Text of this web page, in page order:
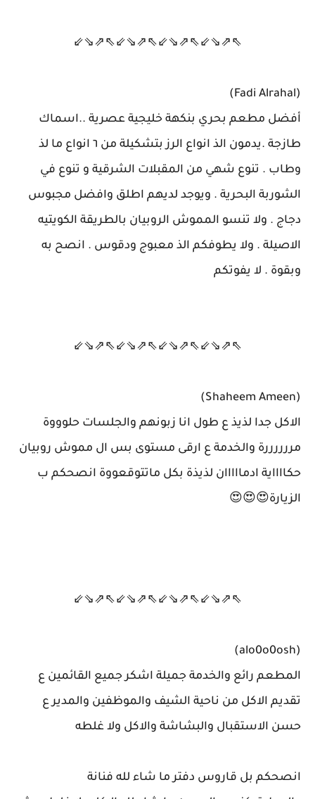
⇖⇗⇘⇙⇖⇗⇘⇙⇖⇗⇘⇙⇖⇗⇘⇙
(Fadi Alrahal)
أفضل مطعم بحري بنكهة خليجية عصرية ..اسماك
طازجة .يدمون الذ انواع الرز بتشكيلة من ٦ انواع ما لذ
وطاب . تنوع شهي من المقبلات الشرقية و تنوع في
الشوربة البحرية . ويوجد لديهم اطلق وافضل مجبوس
دجاج . ولا تنسو المموش الروبيان بالطريقة الكويتيه
الاصيلة . ولا يطوفكم الذ معبوج ودقوس . انصح به
وبقوة . لا يفوتكم
⇖⇗⇘⇙⇖⇗⇘⇙⇖⇗⇘⇙⇖⇗⇘⇙
(Shaheem Ameen)
الاكل جدا لذيذ ع طول انا زبونهم والجلسات حلوووة
مررررررة والخدمة ع ارقى مستوى بس ال مموش روبيان
حكااااية ادمااااان لذيذة بكل ماتتوقعووة انصحكم ب
الزيارة😍😍😍
⇖⇗⇘⇙⇖⇗⇘⇙⇖⇗⇘⇙⇖⇗⇘⇙
(alo0o0osh)
المطعم رائع والخدمة جميلة اشكر جميع القائمين ع
تقديم الاكل من ناحية الشيف والموظفين والمدير ع
حسن الاستقبال والبشاشة والاكل ولا غلطه
انصحكم بل قاروس دفتر ما شاء لله فنانة